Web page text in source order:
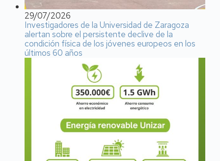
29/07/2026
Investigadores de la Universidad de Zaragoza
alertan sobre el persistente declive de la
condición física de los jóvenes europeos en los
últimos 60 años